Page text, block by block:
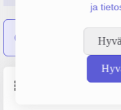
ja
Supervisual Oyon